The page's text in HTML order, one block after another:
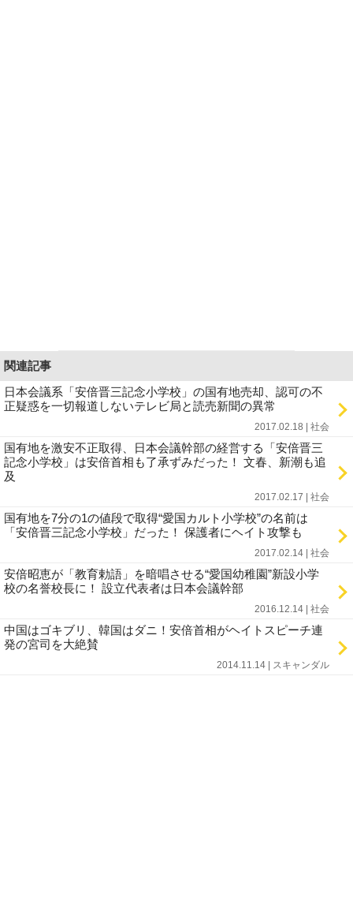
関連記事
日本会議系「安倍晋三記念小学校」の国有地売却、認可の不
正疑惑を一切報道しないテレビ局と読売新聞の異常
2017.02.18 | 社会
国有地を激安不正取得、日本会議幹部の経営する「安倍晋三
記念小学校」は安倍首相も了承ずみだった！ 文春、新潮も追
及
2017.02.17 | 社会
国有地を7分の1の値段で取得“愛国カルト小学校”の名前は
「安倍晋三記念小学校」だった！ 保護者にヘイト攻撃も
2017.02.14 | 社会
安倍昭恵が「教育勅語」を暗唱させる“愛国幼稚園”新設小学
校の名誉校長に！ 設立代表者は日本会議幹部
2016.12.14 | 社会
中国はゴキブリ、韓国はダニ！安倍首相がヘイトスピーチ連
発の宮司を大絶賛
2014.11.14 | スキャンダル